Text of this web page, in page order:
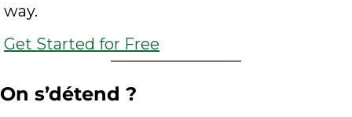
way.
Get Started for Free
On s’détend ?